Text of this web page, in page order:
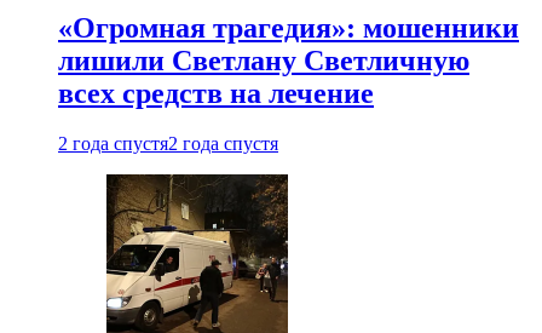
«Огромная трагедия»: мошенники
лишили Светлану Светличную
всех средств на лечение
2 года спустя2 года спустя